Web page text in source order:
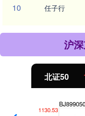
10 任子行
沪
北证50